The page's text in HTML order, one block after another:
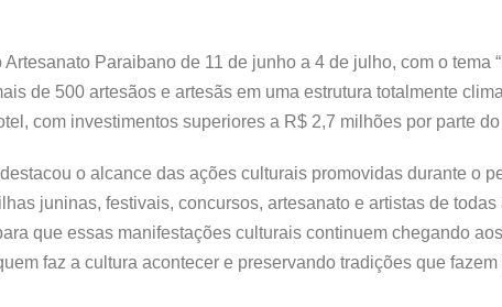
Paraibano de 11 de junho a 4 de julho, com o tema
de 500 artesãos e artesãs em uma estrutura totalmente
com investimentos superiores a R$ 2,7 milhões por parte
o alcance das ações culturais promovidas durante o
juninas, festivais, concursos, artesanato e artistas de
que essas manifestações culturais continuem chegando
faz a cultura acontecer e preservando tradições que